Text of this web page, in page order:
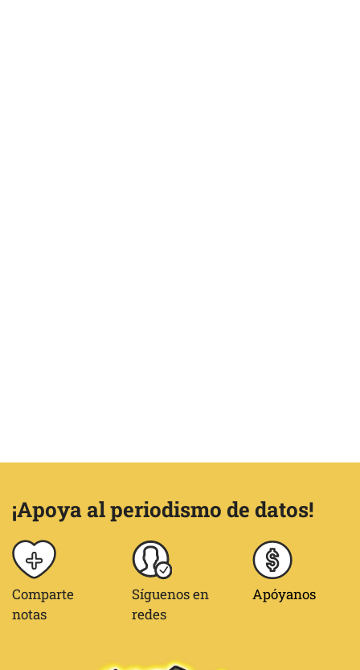
¡Apoya al periodismo de datos!
Comparte
notas
Síguenos en
redes
Apóyanos